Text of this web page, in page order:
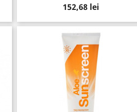
Pret
152,68 lei